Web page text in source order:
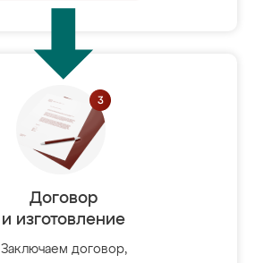
Договор
и изготовление
Заключаем договор,